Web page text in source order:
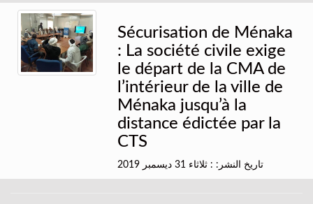
Sécurisation de Ménaka
: La société civile exige
le départ de la CMA de
l’intérieur de la ville de
Ménaka jusqu’à la
distance édictée par la
CTS
تاريخ النشر: : ثلاثاء 31 ديسمبر 2019